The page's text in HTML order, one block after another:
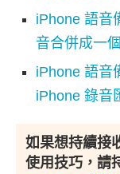
iPhone 語音
音合併成一個
iPhone 語音
iPhone 錄音
如果想持續接
使用技巧，請